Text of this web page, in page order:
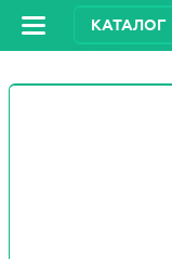
КАТАЛОГ